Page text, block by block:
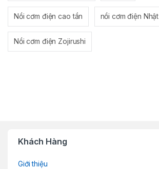
Nồi cơm điện cao tần nồi cơm điện Nhật
Nồi cơm điện Zojirushi
Khách Hàng
Giới thiệu